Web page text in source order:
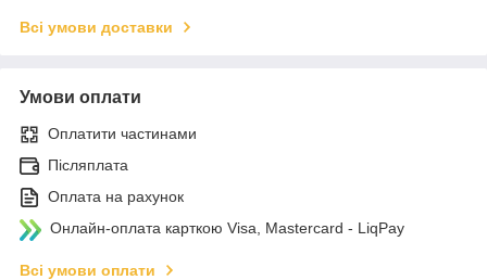
Всі умови доставки
Умови оплати
Оплатити частинами
Післяплата
Оплата на рахунок
Онлайн-оплата карткою Visa, Mastercard - LiqPay
Всі умови оплати